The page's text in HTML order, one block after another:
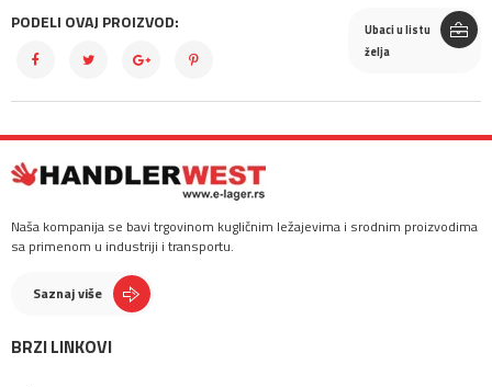
PODELI OVAJ PROIZVOD:
Ubaci u listu
želja
Naša kompanija se bavi trgovinom kugličnim ležajevima i srodnim proizvodima
sa primenom u industriji i transportu.
Saznaj više
BRZI LINKOVI